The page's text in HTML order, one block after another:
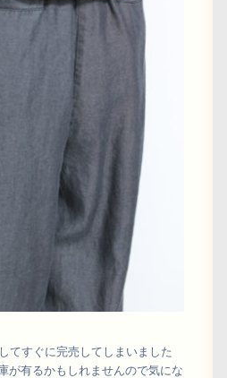
てすぐに完売してしまいました
が有るかもしれませんので気にな